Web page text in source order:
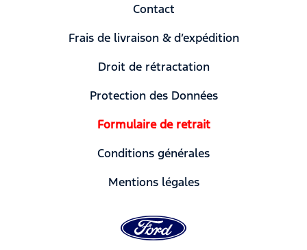
Contact
Frais de livraison & d’expédition
Droit de rétractation
Protection des Données
Formulaire de retrait
Conditions générales
Mentions légales